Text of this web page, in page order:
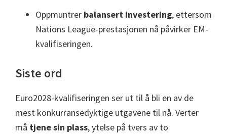
Oppmuntrer balansert investering, ettersom
Nations League-prestasjonen nå påvirker EM-
kvalifiseringen.
Siste ord
Euro2028-kvalifiseringen ser ut til å bli en av de
mest konkurransedyktige utgavene til nå. Verter
må tjene sin plass, ytelse på tvers av to